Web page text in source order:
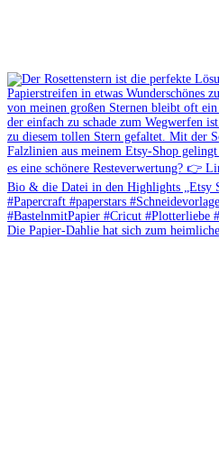
Die Papier-Dahlie hat sich zum